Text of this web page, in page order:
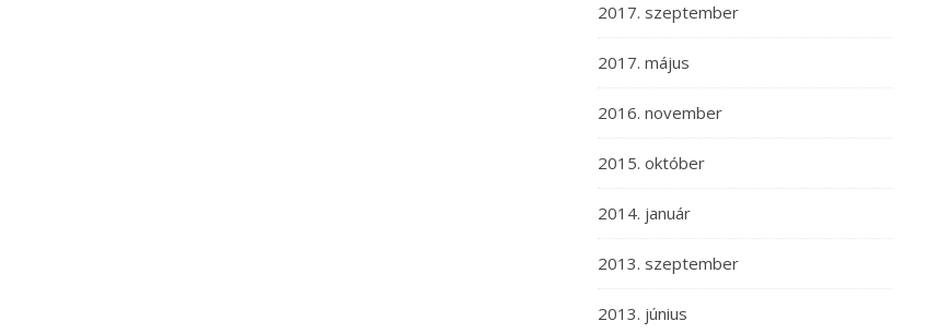
2017. szeptember
2017. május
2016. november
2015. október
2014. január
2013. szeptember
2013. június